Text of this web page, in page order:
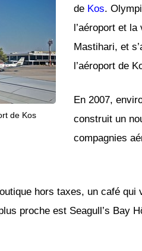
de Kos
de Kos.
l’aéroport et
Mastihari, et
l’aéroport de
En 2007,
construit un
compagnies
hors taxes, un café
proche est Seagull’s Bay